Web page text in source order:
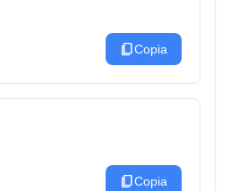
content_copyCopia
content_copyCopia